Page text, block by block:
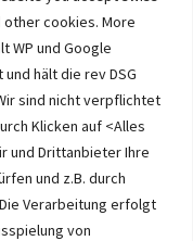
cookies. More
WP und Google
hält die rev DSG
sind nicht verpflichtet
Klicken auf <Alles
und Drittanbieter Ihre
und z.B. durch
Verarbeitung erfolgt
von
Solothurn.ch
Kein Immobilien
Bei uns wählen Sie,
Auch das geht!